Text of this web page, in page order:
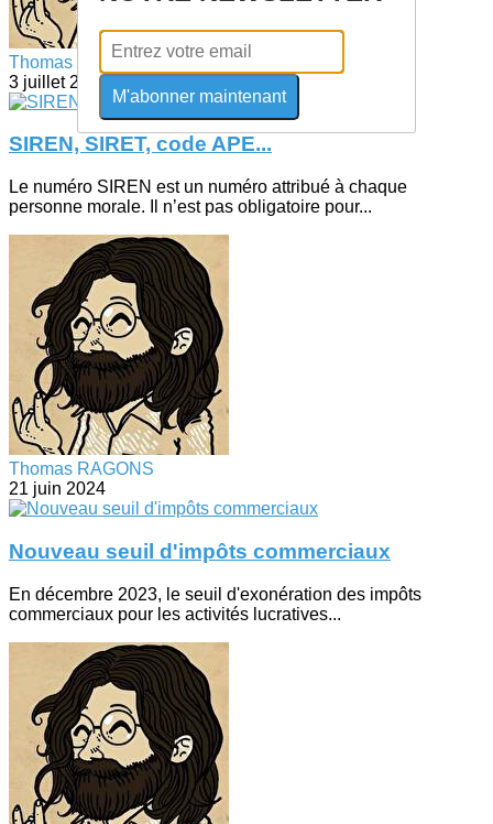
Thomas RAGONS
3 juillet 2026
SIREN, SIRET, code APE...
Le numéro SIREN est un numéro attribué à chaque
personne morale. Il n’est pas obligatoire pour...
Thomas RAGONS
21 juin 2024
Nouveau seuil d'impôts commerciaux
En décembre 2023, le seuil d'exonération des impôts
commerciaux pour les activités lucratives...
M'abonner maintenant